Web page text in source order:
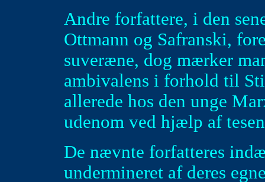
Andre forfattere, i den
Ottmann og Safranski,
suveræne, dog mærker
ambivalens i forhold til
allerede hos den unge
udenom ved hjælp af
De nævnte forfatteres
undermineret af deres